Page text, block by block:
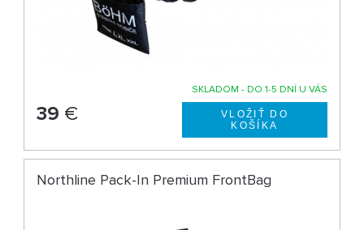
SKLADOM - DO 1-5 DNÍ U VÁS
39 €
Northline Pack-In Premium FrontBag